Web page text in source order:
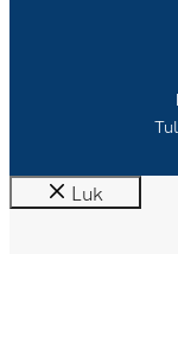
Luk